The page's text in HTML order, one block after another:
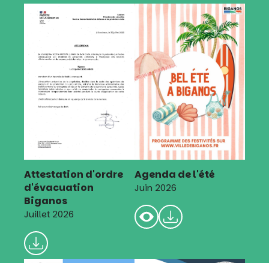
Attestation d'ordre
d'évacuation
Biganos
Juillet 2026
Agenda de l'été
Juin 2026